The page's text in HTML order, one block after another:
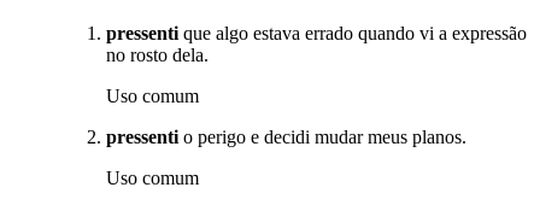
pressenti que algo estava errado quando vi a expressão
no rosto dela.
Uso comum
pressenti o perigo e decidi mudar meus planos.
Uso comum